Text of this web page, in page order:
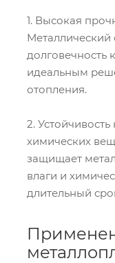
1. Высокая
Металлический
долговечность
идеальным
отопления.
2.
химических
защищает
влаги и
длительный